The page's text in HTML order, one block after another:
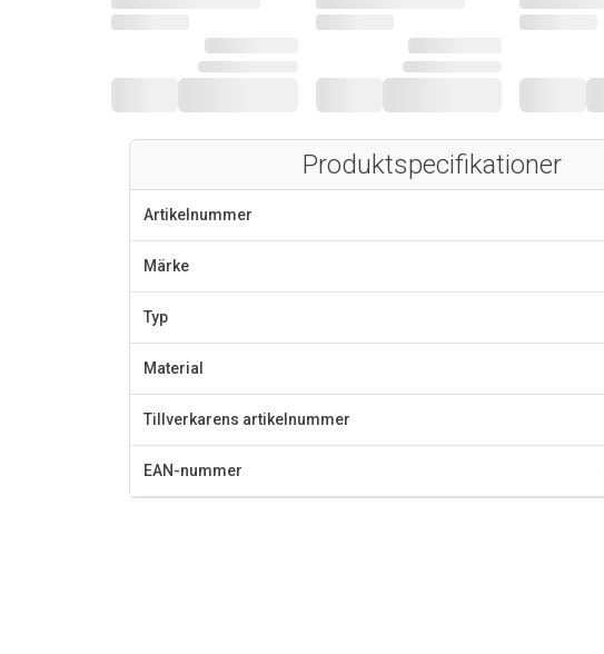
Produktspecifikationer
Artikelnummer
Märke
Typ
Material
Tillverkarens artikelnummer
EAN-nummer